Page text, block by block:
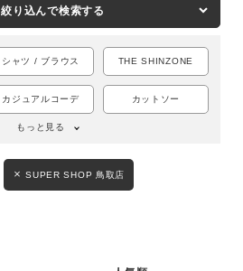
LADIES
絞り込んで検索する
シャツ / ブラウス THE SHINZONE
カジュアルコーデ カットソー
もっと見る
SUPER SHOP 鳥取店